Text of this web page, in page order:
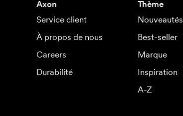
Axon
Service client
À propos de nous
Careers
Durabilité
Thème
Nouveautés
Best-seller
Marque
Inspiration
A-Z